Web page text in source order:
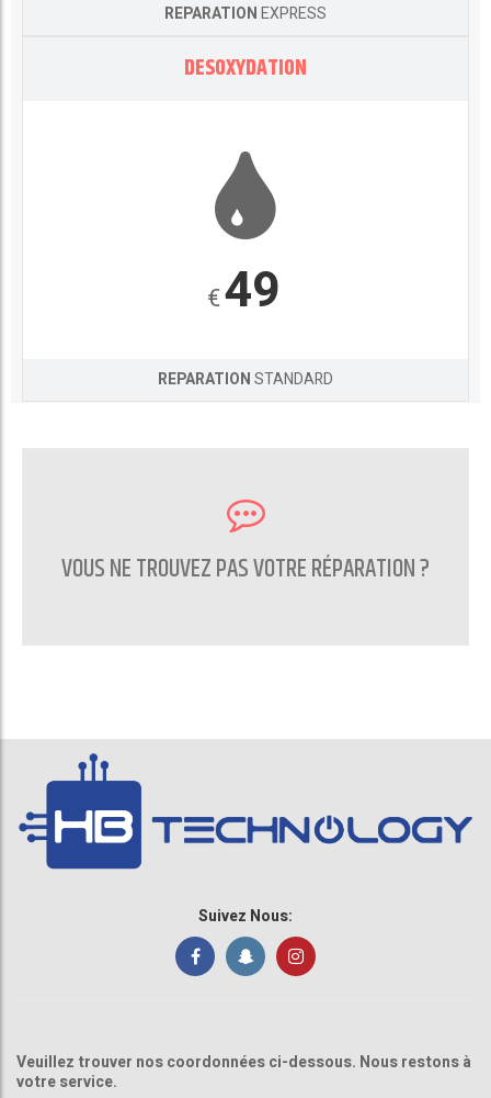
REPARATIONEXPRESS
DESOXYDATION
€49
REPARATIONSTANDARD
VOUS NE TROUVEZ PAS VOTRE RÉPARATION ?
CONTACTEZ NOUS
Suivez Nous:
Veuillez trouver nos coordonnées ci-dessous. Nous restons à
votre service.